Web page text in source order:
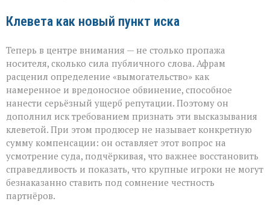
Клевета как новый пункт иска
Теперь в центре внимания — не столько пропажа
носителя, сколько сила публичного слова. Афрам
расценил определение «вымогательство» как
намеренное и вредоносное обвинение, способное
нанести серьёзный ущерб репутации. Поэтому он
дополнил иск требованием признать эти высказывания
клеветой. При этом продюсер не называет конкретную
сумму компенсации: он оставляет этот вопрос на
усмотрение суда, подчёркивая, что важнее восстановить
справедливость и показать, что крупные игроки не могут
безнаказанно ставить под сомнение честность
партнёров.